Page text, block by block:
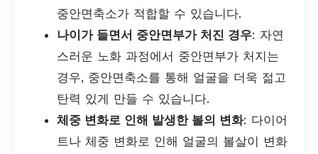
중안면축소가 적합할 수 있습니다.
나이가 들면서 중안면부가 처진 경우: 자연
스러운 노화 과정에서 중안면부가 처지는
경우, 중안면축소를 통해 얼굴을 더욱 젊고
탄력 있게 만들 수 있습니다.
체중 변화로 인해 발생한 볼의 변화: 다이어
트나 체중 변화로 인해 얼굴의 볼살이 변화